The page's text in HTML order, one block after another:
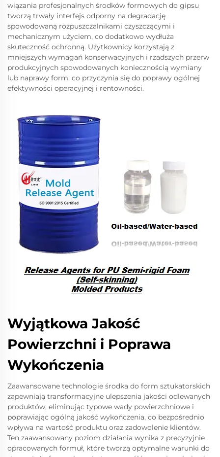
wiązania profesjonalnych środków formowych do gipsu
tworzą trwały interfejs odporny na degradację
spowodowaną rozpuszczalnikami czyszczącymi i
mechanicznym użyciem, co dodatkowo wydłuża
skuteczność ochronną. Użytkownicy korzystają z
mniejszych wymagań konserwacyjnych i rzadszych przerw
produkcyjnych spowodowanych koniecznością wymiany
lub naprawy form, co przyczynia się do poprawy ogólnej
efektywności operacyjnej i rentowności.
Wyjątkowa Jakość
Powierzchni i Poprawa
Wykończenia
Zaawansowane technologie środka do form sztukatorskich
zapewniają transformacyjne ulepszenia jakości odlewanych
produktów, eliminując typowe wady powierzchniowe i
poprawiając ogólną jakość wykończenia, co bezpośrednio
wpływa na wartość produktu oraz zadowolenie klientów.
Ten zaawansowany poziom działania wynika z precyzyjnie
opracowanych formuł, które tworzą optymalne warunki do